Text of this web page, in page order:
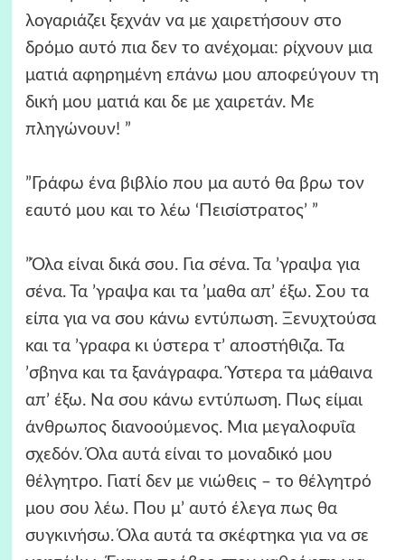
λογαριάζει ξεχνάν να με χαιρετήσουν στο
δρόμο αυτό πια δεν το ανέχομαι: ρίχνουν μια
ματιά αφηρημένη επάνω μου αποφεύγουν τη
δική μου ματιά και δε με χαιρετάν. Με
πληγώνουν! ”
”Γράφω ένα βιβλίο που μα αυτό θα βρω τον
εαυτό μου και το λέω ‘Πεισίστρατος’ ”
”Όλα είναι δικά σου. Για σένα. Τα ’γραψα για
σένα. Τα ’γραψα και τα ’μαθα απ’ έξω. Σου τα
είπα για να σου κάνω εντύπωση. Ξενυχτούσα
και τα ’γραφα κι ύστερα τ’ αποστήθιζα. Τα
’σβηνα και τα ξανάγραφα. Ύστερα τα μάθαινα
απ’ έξω. Να σου κάνω εντύπωση. Πως είμαι
άνθρωπος διανοούμενος. Μια μεγαλοφυΐα
σχεδόν. Όλα αυτά είναι το μοναδικό μου
θέλγητρο. Γιατί δεν με νιώθεις – το θέλγητρό
μου σου λέω. Που μ’ αυτό έλεγα πως θα
συγκινήσω. Όλα αυτά τα σκέφτηκα για να σε